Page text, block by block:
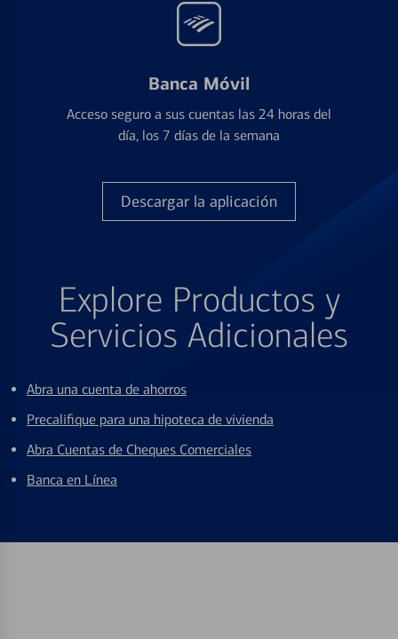
Banca Móvil
Acceso seguro a sus cuentas las 24 horas del
día, los 7 días de la semana
Descargar la aplicación
Explore Productos y
Servicios Adicionales
Abra una cuenta de ahorros
Precalifique para una hipoteca de vivienda
Abra Cuentas de Cheques Comerciales
Banca en Línea